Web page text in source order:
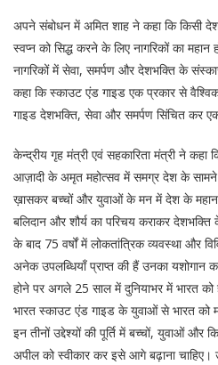
अपने संबोधन में अमित शाह ने कहा कि किसी
स्वप्न को सिद्ध करने के लिए नागरिकों का
नागरिकों में सेवा, समर्पण और देशभक्ति के
कहा कि स्काउट एंड गाइड एक प्रकार से
गाइड देशभक्ति, सेवा और समर्पण सिंचित कर
केन्द्रीय गृह मंत्री एवं सहकारिता मंत्री ने कहा
आज़ादी के अमृत महोत्सव में समग्र देश के सामने
ख़ासकर बच्चों और युवाओं के मन में देश के महान
बलिदान और शौर्य का परिचय कराकर
के बाद 75 वर्षों में लोकतांत्रिक व्यवस्था और
अनेक उपलब्धियाँ प्राप्त की हैं उनका यशोगान
होने पर अगले 25 साल में दुनियाभर में भारत को
भारत स्काउट एंड गाइड के युवाओं से भारत को
इन तीनों उद्देश्यों की पूर्ति में बच्चों, युवाओं और
अपील को स्वीकार कर इसे आगे बढ़ाना